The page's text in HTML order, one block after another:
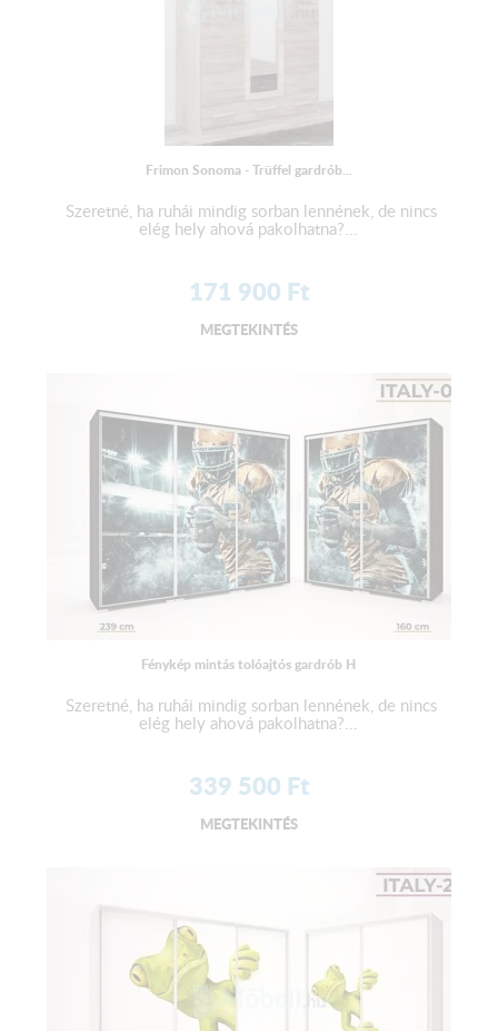
Frimon Sonoma - Trüffel gardrób...
Szeretné, ha ruhái mindig sorban lennének, de nincs
elég hely ahová pakolhatna?...
171 900 Ft
MEGTEKINTÉS
Fénykép mintás tolóajtós gardrób H
Szeretné, ha ruhái mindig sorban lennének, de nincs
elég hely ahová pakolhatna?...
339 500 Ft
MEGTEKINTÉS